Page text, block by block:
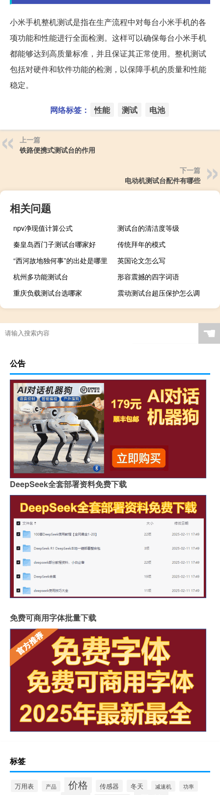
小米手机整机测试是指在生产流程中对每台小米手机的各
项功能和性能进行全面检测。这样可以确保每台小米手机
都能够达到高质量标准，并且保证其正常使用。整机测试
包括对硬件和软件功能的检测，以保障手机的质量和性能
稳定。
网络标签： 性能 测试 电池
上一篇
铁路便携式测试台的作用
下一篇
电动机测试台配件有哪些
相关问题
npv净现值计算公式
测试台的清洁度等级
秦皇岛西门子测试台哪家好
传统拜年的模式
“西河故地独何事”的出处是哪里
英国论文怎么写
杭州多功能测试台
形容震撼的四字词语
重庆负载测试台选哪家
震动测试台超压保护怎么调
☚
公告
DeepSeek全套部署资料免费下载
免费可商用字体批量下载
标签
万用表 产品 价格 传感器 冬天 减速机 功率